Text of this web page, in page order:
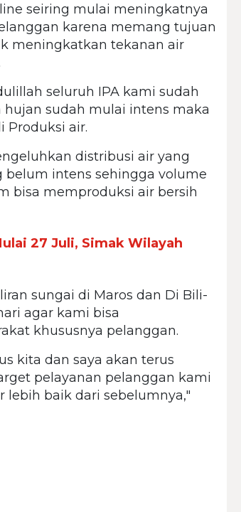
seiring mulai meningkatnya
karena memang tujuan
meningkatkan tekanan air
seluruh IPA kami sudah
sudah mulai intens maka
Produksi air.
distribusi air yang
intens sehingga volume
bisa memproduksi air bersih
27 Juli, Simak Wilayah
sungai di Maros dan Di Bili-
agar kami bisa
khususnya pelanggan.
kita dan saya akan terus
pelayanan pelanggan kami
lebih baik dari sebelumnya,"